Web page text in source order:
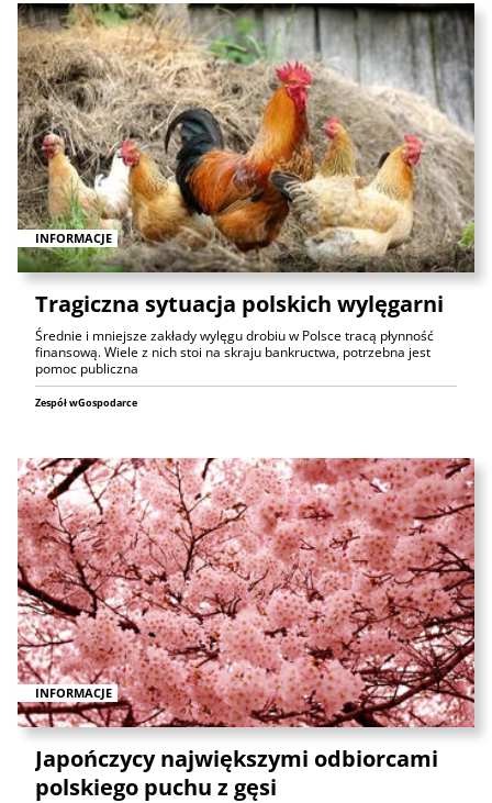
INFORMACJE
Tragiczna sytuacja polskich wylęgarni
Średnie i mniejsze zakłady wylęgu drobiu w Polsce tracą płynność
finansową. Wiele z nich stoi na skraju bankructwa, potrzebna jest
pomoc publiczna
Zespół wGospodarce
INFORMACJE
Japończycy największymi odbiorcami
polskiego puchu z gęsi